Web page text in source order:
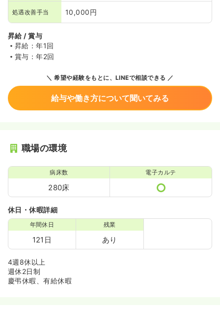
処遇改善手当 10,000円
昇給 / 賞与
昇給：年1回
賞与：年2回
希望や経験をもとに、LINEで相談できる
給与や働き方について聞いてみる
職場の環境
病床数
280床
電子カルテ
休日・休暇詳細
年間休日
121日
残業
あり
4週8休以上
週休2日制
慶弔休暇、有給休暇